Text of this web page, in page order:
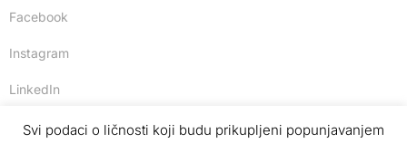
Facebook
Instagram
LinkedIn
Svi podaci o ličnosti koji budu prikupljeni popunjavanjem